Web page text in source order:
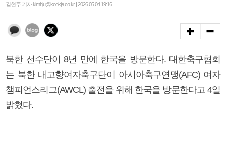
김현주 기자 kimhju@kookje.co.kr | 2026.05.04 19:16
북한 선수단이 8년 만에 한국을 방문한다. 대한축구협회
는 북한 내고향여자축구단이 아시아축구연맹(AFC) 여자
챔피언스리그(AWCL) 출전을 위해 한국을 방문한다고 4일
밝혔다.